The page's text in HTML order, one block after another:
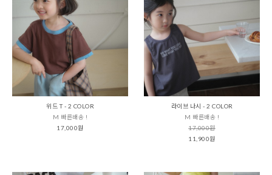
위드 T - 2 COLOR
M 빠른배송 !
17,000원
라이브 나시 - 2 COLOR
M 빠른배송 !
17,000원
11,900원